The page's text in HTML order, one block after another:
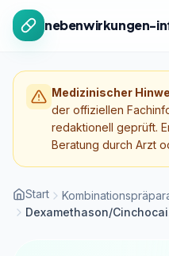
Zum Inhalt springen
nebenwirkungen-
Medizinischer
der offiziellen
redaktionell geprüft.
Beratung durch Arzt
Start